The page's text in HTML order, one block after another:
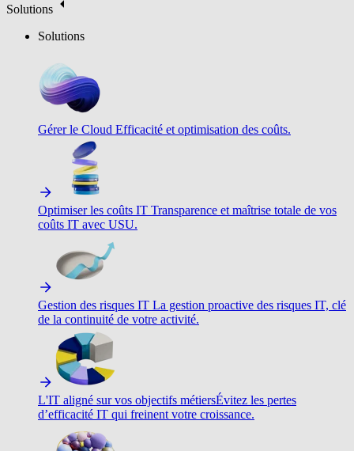
Solutions
Solutions
Gérer le Cloud Efficacité et optimisation des coûts.
Optimiser les coûts IT Transparence et maîtrise totale de vos
coûts IT avec USU.
Gestion des risques IT La gestion proactive des risques IT, clé
de la continuité de votre activité.
L'IT aligné sur vos objectifs métiersÉvitez les pertes
d’efficacité IT qui freinent votre croissance.